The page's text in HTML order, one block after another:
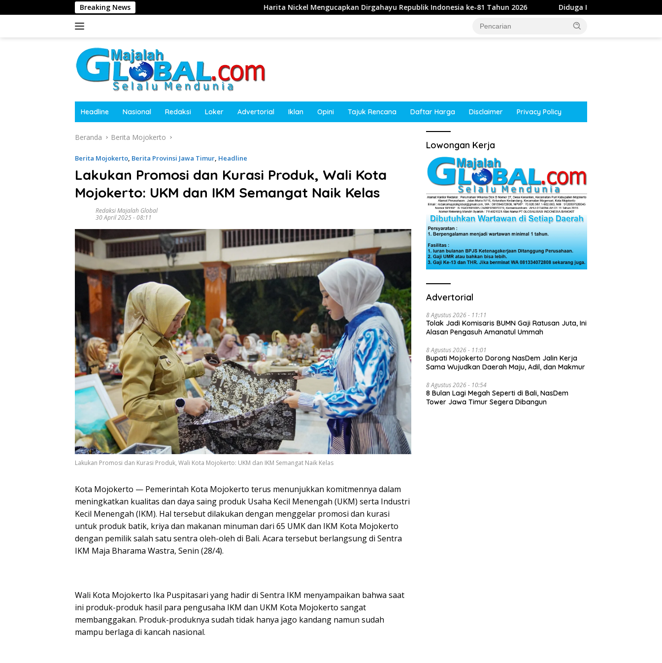
ke
Breaking News Harita Nickel Mengucapkan Dirgahayu Republik Indonesia ke-81 Tahun 2026 Diduga Intimidasi Wartawan di Obi, Oknum Polisi
Headline Nasional Redaksi Loker Advertorial Iklan Opini Tajuk Rencana Daftar Harga Disclaimer Privacy Policy
Beranda Berita Mojokerto
Berita Mojokerto, Berita Provinsi Jawa Timur, Headline
Lakukan Promosi dan Kurasi Produk, Wali Kota
Mojokerto: UKM dan IKM Semangat Naik Kelas
Redaksi Majalah Global
30 April 2025 - 08:11
Lakukan Promosi dan Kurasi Produk, Wali Kota Mojokerto: UKM dan IKM Semangat Naik Kelas
Kota Mojokerto — Pemerintah Kota Mojokerto terus menunjukkan komitmennya dalam
meningkatkan kualitas dan daya saing produk Usaha Kecil Menengah (UKM) serta Industri
Kecil Menengah (IKM). Hal tersebut dilakukan dengan menggelar promosi dan kurasi
untuk produk batik, kriya dan makanan minuman dari 65 UMK dan IKM Kota Mojokerto
dengan pemilik salah satu sentra oleh-oleh di Bali. Acara tersebut berlangsung di Sentra
IKM Maja Bharama Wastra, Senin (28/4).
Wali Kota Mojokerto Ika Puspitasari yang hadir di Sentra IKM menyampaikan bahwa saat
ini produk-produk hasil para pengusaha IKM dan UKM Kota Mojokerto sangat
membanggakan. Produk-produknya sudah tidak hanya jago kandang namun sudah
mampu berlaga di kancah nasional.
Lowongan Kerja
Advertorial
8 Agustus 2026 - 11:11
Tolak Jadi Komisaris BUMN Gaji Ratusan Juta, Ini
Alasan Pengasuh Amanatul Ummah
8 Agustus 2026 - 11:01
Bupati Mojokerto Dorong NasDem Jalin Kerja
Sama Wujudkan Daerah Maju, Adil, dan Makmur
8 Agustus 2026 - 10:54
8 Bulan Lagi Megah Seperti di Bali, NasDem
Tower Jawa Timur Segera Dibangun